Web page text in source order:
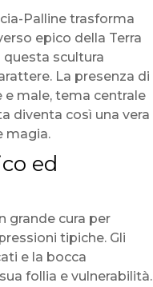
Palline trasforma
epico della Terra
scultura
La presenza di
e male, tema centrale
diventa così una vera
magia.
ed
grande cura per
tipiche. Gli
e la bocca
follia e vulnerabilità.